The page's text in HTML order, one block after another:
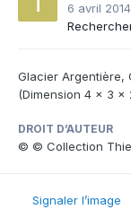
6 avril 2014
Glacier Argentière,
(Dimension 4 x 3 x
DROIT D’AUTEUR
© © Collection
Signaler l’image